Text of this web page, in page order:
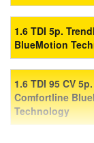
1.6 TDI 5p.
BlueMotion
1.6 TDI 95 CV 5p.
Comfortline
Technology